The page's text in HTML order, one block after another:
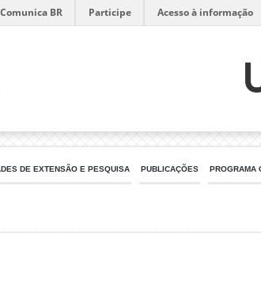
Comunica BR Participe Acesso à informação
DE EXTENSÃO E PESQUISA PUBLICAÇÕES PROGRAMA